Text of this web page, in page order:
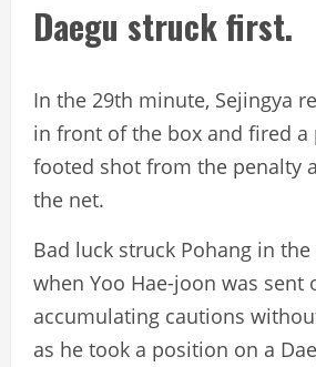
Daegu struck first.
In the 29th minute, Sejingya
in front of the box and fired a
footed shot from the penalty
the net.
Bad luck struck Pohang in
when Yoo Hae-joon was sent
accumulating cautions
as he took a position on a